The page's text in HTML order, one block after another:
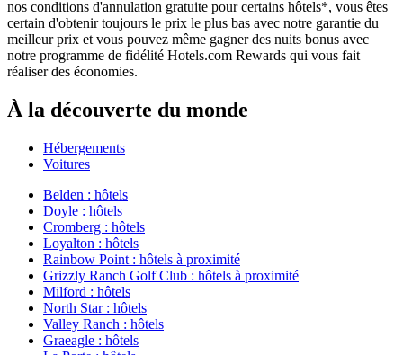
nos conditions d'annulation gratuite pour certains hôtels*, vous êtes
certain d'obtenir toujours le prix le plus bas avec notre garantie du
meilleur prix et vous pouvez même gagner des nuits bonus avec
notre programme de fidélité Hotels.com Rewards qui vous fait
réaliser des économies.
À la découverte du monde
Hébergements
Voitures
Belden : hôtels
Doyle : hôtels
Cromberg : hôtels
Loyalton : hôtels
Rainbow Point : hôtels à proximité
Grizzly Ranch Golf Club : hôtels à proximité
Milford : hôtels
North Star : hôtels
Valley Ranch : hôtels
Graeagle : hôtels